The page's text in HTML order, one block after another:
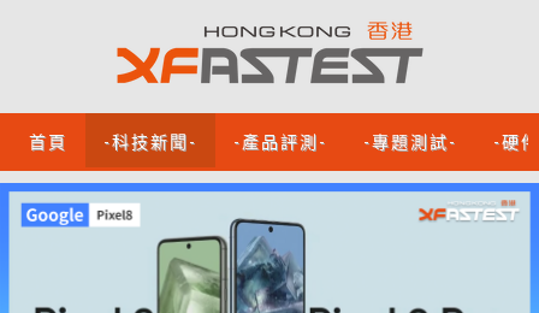
首頁 -科技新聞- -產品評測- -專題測試- -硬